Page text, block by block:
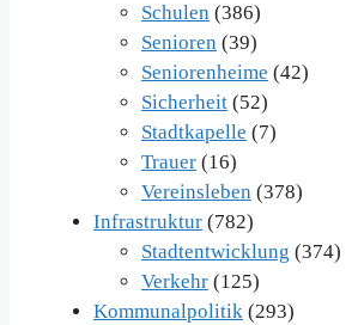
Schulen (386)
Senioren (39)
Seniorenheime (42)
Sicherheit (52)
Stadtkapelle (7)
Trauer (16)
Vereinsleben (378)
Infrastruktur (782)
Stadtentwicklung (374)
Verkehr (125)
Kommunalpolitik (293)